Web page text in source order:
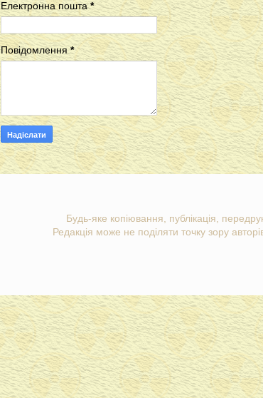
Електронна пошта*
Повідомлення*
Будь-яке копіювання, публікація,
Редакція може не поділяти точку зору